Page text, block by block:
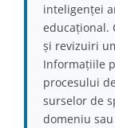
inteligenței
educațional.
și revizuiri
Informațiile
procesului
surselor de
domeniu